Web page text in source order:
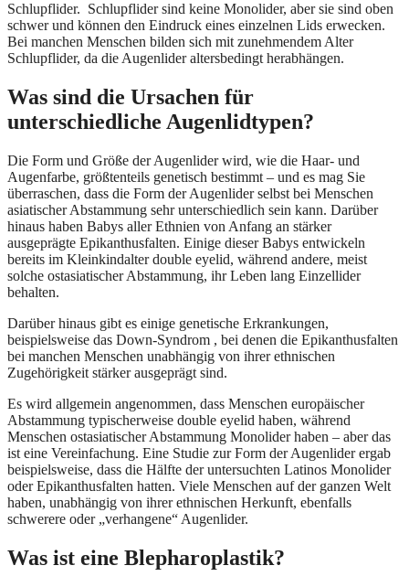
Schlupflider. Schlupflider sind keine Monolider, aber sie sind oben
schwer und können den Eindruck eines einzelnen Lids erwecken.
Bei manchen Menschen bilden sich mit zunehmendem Alter
Schlupflider, da die Augenlider altersbedingt herabhängen.
Was sind die Ursachen für
unterschiedliche Augenlidtypen?
Die Form und Größe der Augenlider wird, wie die Haar- und
Augenfarbe, größtenteils genetisch bestimmt – und es mag Sie
überraschen, dass die Form der Augenlider selbst bei Menschen
asiatischer Abstammung sehr unterschiedlich sein kann. Darüber
hinaus haben Babys aller Ethnien von Anfang an stärker
ausgeprägte Epikanthusfalten. Einige dieser Babys entwickeln
bereits im Kleinkindalter double eyelid, während andere, meist
solche ostasiatischer Abstammung, ihr Leben lang Einzellider
behalten.
Darüber hinaus gibt es einige genetische Erkrankungen,
beispielsweise das Down-Syndrom , bei denen die Epikanthusfalten
bei manchen Menschen unabhängig von ihrer ethnischen
Zugehörigkeit stärker ausgeprägt sind.
Es wird allgemein angenommen, dass Menschen europäischer
Abstammung typischerweise double eyelid haben, während
Menschen ostasiatischer Abstammung Monolider haben – aber das
ist eine Vereinfachung. Eine Studie zur Form der Augenlider ergab
beispielsweise, dass die Hälfte der untersuchten Latinos Monolider
oder Epikanthusfalten hatten. Viele Menschen auf der ganzen Welt
haben, unabhängig von ihrer ethnischen Herkunft, ebenfalls
schwerere oder „verhangene“ Augenlider.
Was ist eine Blepharoplastik?